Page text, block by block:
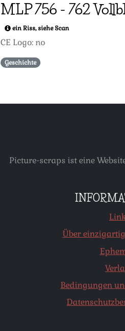
MLP756 - 762
ein Riss, siehe Scan
CE Logo: no
Geschichte
Picture-scraps ist eine
Über
Bedingungen